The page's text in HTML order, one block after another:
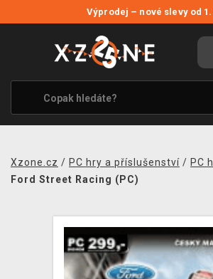
Výprodej – nové slevy od
VÝPRODEJ
VIDEOHRY
XZONE ORIGINALS
TÉMATIKY
MERCHANDISE
KONTAKT
Xzone.cz / PC hry a příslušenství / PC
Ford Street Racing (PC)